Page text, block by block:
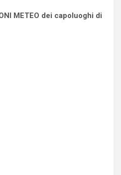
METEO dei capoluoghi di